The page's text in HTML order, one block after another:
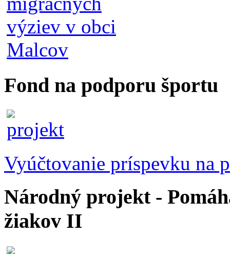
Fond na podporu športu
Vyúčtovanie príspevku na
Národný projekt -
žiakov II